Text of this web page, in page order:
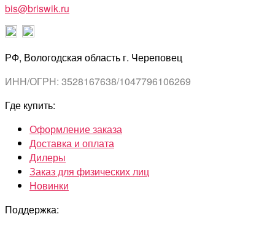
bis@briswik.ru
РФ, Вологодская область г. Череповец
ИНН/ОГРН: 3528167638/1047796106269
Где купить:
Оформление заказа
Доставка и оплата
Дилеры
Заказ для физических лиц
Новинки
Поддержка: